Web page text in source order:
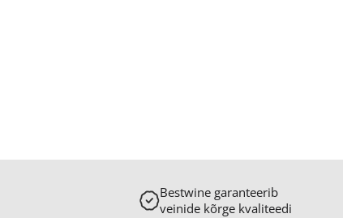
Bestwine garanteerib
veinide kõrge kvaliteedi